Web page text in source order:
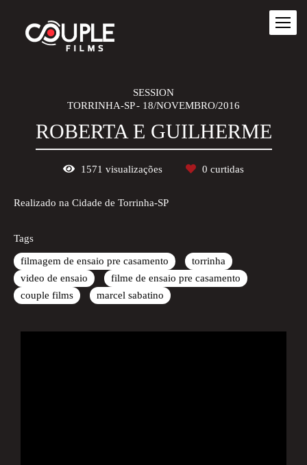
SESSION
TORRINHA-SP
18/NOVEMBRO/2016
ROBERTA E GUILHERME
1571 visualizações 0 curtidas
Realizado na Cidade de Torrinha-SP
Tags
filmagem de ensaio pre casamento
torrinha
video de ensaio
filme de ensaio pre casamento
couple films
marcel sabatino